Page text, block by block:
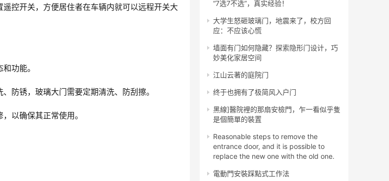
控开关，方便居住者在车辆内就可以远程开关大
功能。
防锈，玻璃大门需要定期清洗、防刮擦。
以确保其正常使用。
“7选7不选”，真实经验！
大学生怒砸玻璃门，地震来了，校方回
应：不应该心慌
墙面有门如何隐藏？探索隐形门设计，巧
妙美化家居空间
江山云著的庭院门
终于也拥有了极简风入户门
黑線]醫院裡的那扇安檢門，乍一看似乎隻
是個簡單的裝置
Reasonable steps to remove the
entrance door, and it is possible to
replace the new one with the old one.
電動門安裝踩點式工作法